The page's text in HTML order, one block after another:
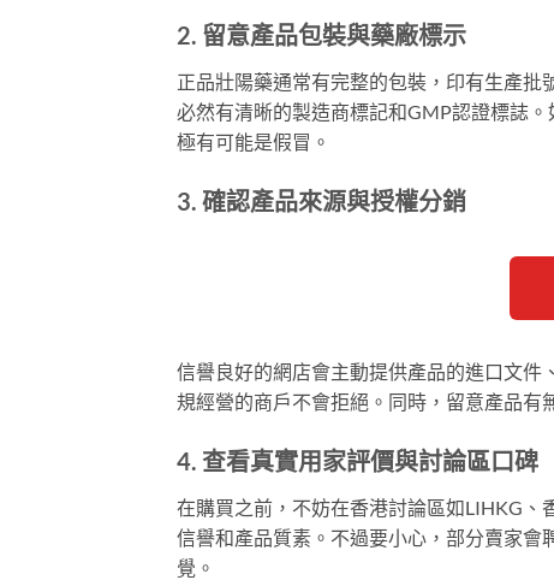
2. 留意產品包裝與藥廠標示
正品壯陽藥通常有完整的包裝，印有生產
必然有清晰的製造商標記和GMP認證標誌
極有可能是假冒。
3. 確認產品來源與授權分銷
信譽良好的網店會主動提供產品的進口文件
規經營的商戶不會拒絕。同時，留意產品有
4. 查看真實用家評價與討論區口碑
在購買之前，不妨在香港討論區如LIHKG
信譽和產品質素。不過要小心，部分賣家
覺。